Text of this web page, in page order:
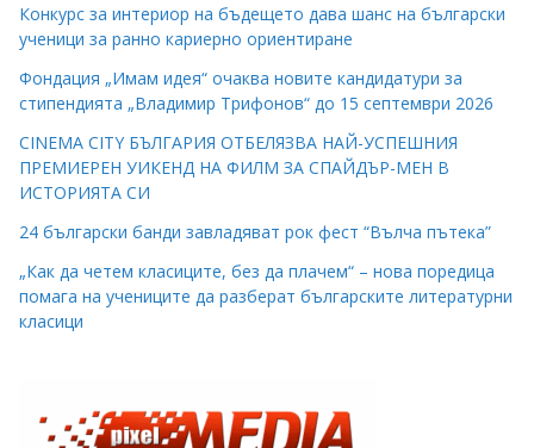
Конкурс за интериор на бъдещето дава шанс на български
ученици за ранно кариерно ориентиране
Фондация „Имам идея“ очаква новите кандидатури за
стипендията „Владимир Трифонов“ до 15 септември 2026
CINEMA CITY БЪЛГАРИЯ ОТБЕЛЯЗВА НАЙ-УСПЕШНИЯ
ПРЕМИЕРЕН УИКЕНД НА ФИЛМ ЗА СПАЙДЪР-МЕН В
ИСТОРИЯТА СИ
24 български банди завладяват рок фест “Вълча пътека”
„Как да четем класиците, без да плачем“ – нова поредица
помага на учениците да разберат българските литературни
класици